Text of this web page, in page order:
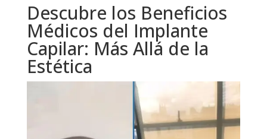
Descubre los Beneficios
Médicos del Implante
Capilar: Más Allá de la
Estética